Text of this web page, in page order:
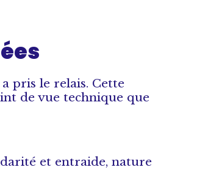
pris le relais. Cette
de vue technique que
et entraide, nature